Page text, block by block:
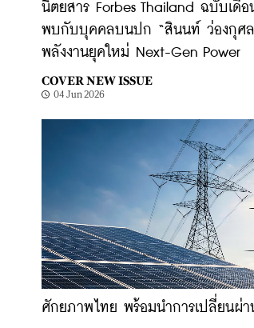
นิตยสาร Forbes Thailand ฉบับเดื
พบกับบุคคลบนปก “สินนท์ ว่องกุศล
พลังงานยุคใหม่ Next-Gen Power
COVER NEW ISSUE
04 Jun 2026
ศักยภาพไทย พร้อมนำการเปลี่ยนผ่า